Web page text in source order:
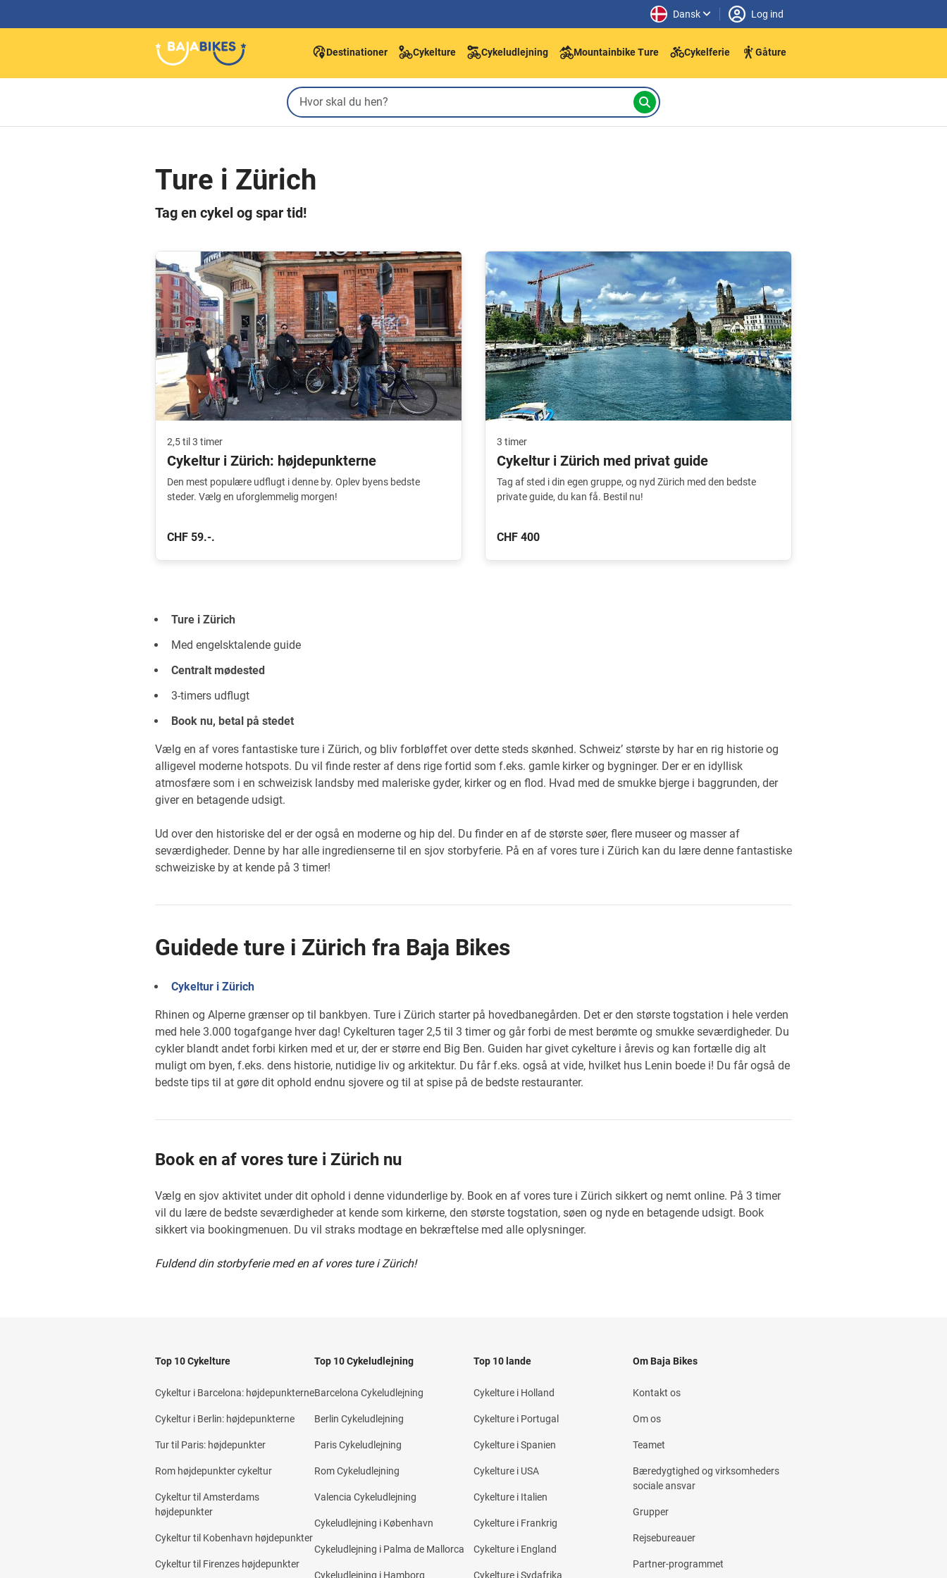
Dansk Log ind
Destinationer Cykelture Cykeludlejning Mountainbike Ture Cykelferie Gåture
Ture i Zürich
Tag en cykel og spar tid!
2,5 til 3 timer
Cykeltur i Zürich: højdepunkterne
Den mest populære udflugt i denne by. Oplev byens bedste
steder. Vælg en uforglemmelig morgen!
CHF 59.-.
3 timer
Cykeltur i Zürich med privat guide
Tag af sted i din egen gruppe, og nyd Zürich med den bedste
private guide, du kan få. Bestil nu!
CHF 400
Ture i Zürich
Med engelsktalende guide
Centralt mødested
3-timers udflugt
Book nu, betal på stedet
Vælg en af vores fantastiske ture i Zürich, og bliv forbløffet over dette steds skønhed. Schweiz’ største by har en rig historie og
alligevel moderne hotspots. Du vil finde rester af dens rige fortid som f.eks. gamle kirker og bygninger. Der er en idyllisk
atmosfære som i en schweizisk landsby med maleriske gyder, kirker og en flod. Hvad med de smukke bjerge i baggrunden, der
giver en betagende udsigt.
Ud over den historiske del er der også en moderne og hip del. Du finder en af de største søer, flere museer og masser af
seværdigheder. Denne by har alle ingredienserne til en sjov storbyferie. På en af vores ture i Zürich kan du lære denne fantastiske
schweiziske by at kende på 3 timer!
Guidede ture i Zürich fra Baja Bikes
Cykeltur i Zürich
Rhinen og Alperne grænser op til bankbyen. Ture i Zürich starter på hovedbanegården. Det er den største togstation i hele verden
med hele 3.000 togafgange hver dag! Cykelturen tager 2,5 til 3 timer og går forbi de mest berømte og smukke seværdigheder. Du
cykler blandt andet forbi kirken med et ur, der er større end Big Ben. Guiden har givet cykelture i årevis og kan fortælle dig alt
muligt om byen, f.eks. dens historie, nutidige liv og arkitektur. Du får f.eks. også at vide, hvilket hus Lenin boede i! Du får også de
bedste tips til at gøre dit ophold endnu sjovere og til at spise på de bedste restauranter.
Book en af vores ture i Zürich nu
Vælg en sjov aktivitet under dit ophold i denne vidunderlige by. Book en af vores ture i Zürich sikkert og nemt online. På 3 timer
vil du lære de bedste seværdigheder at kende som kirkerne, den største togstation, søen og nyde en betagende udsigt. Book
sikkert via bookingmenuen. Du vil straks modtage en bekræftelse med alle oplysninger.
Fuldend din storbyferie med en af vores ture i Zürich!
Top 10 Cykelture
Cykeltur i Barcelona: højdepunkterne
Cykeltur i Berlin: højdepunkterne
Tur til Paris: højdepunkter
Rom højdepunkter cykeltur
Cykeltur til Amsterdams
højdepunkter
Cykeltur til Kobenhavn højdepunkter
Cykeltur til Firenzes højdepunkter
Top 10 Cykeludlejning
Barcelona Cykeludlejning
Berlin Cykeludlejning
Paris Cykeludlejning
Rom Cykeludlejning
Valencia Cykeludlejning
Cykeludlejning i København
Cykeludlejning i Palma de Mallorca
Cykeludlejning i Hamborg
Top 10 lande
Cykelture i Holland
Cykelture i Portugal
Cykelture i Spanien
Cykelture i USA
Cykelture i Italien
Cykelture i Frankrig
Cykelture i England
Cykelture i Sydafrika
Om Baja Bikes
Kontakt os
Om os
Teamet
Bæredygtighed og virksomheders
sociale ansvar
Grupper
Rejsebureauer
Partner-programmet